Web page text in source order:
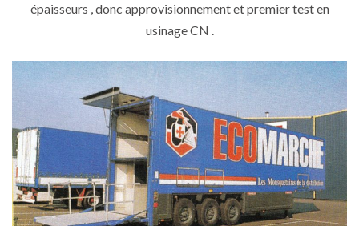
épaisseurs , donc approvisionnement et premier test en
usinage CN .